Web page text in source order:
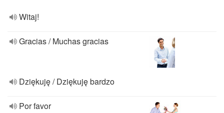
Witaj!
Gracias / Muchas gracias
Dziękuję / Dziękuję bardzo
Por favor